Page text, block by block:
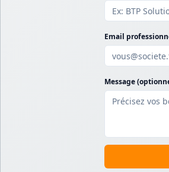
Email
Message